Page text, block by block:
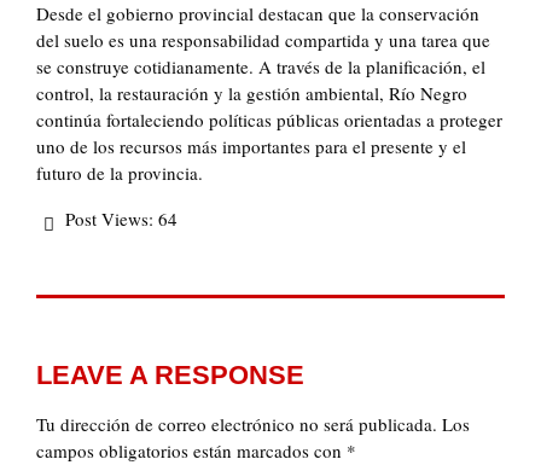
Desde el gobierno provincial destacan que la conservación
del suelo es una responsabilidad compartida y una tarea que
se construye cotidianamente. A través de la planificación, el
control, la restauración y la gestión ambiental, Río Negro
continúa fortaleciendo políticas públicas orientadas a proteger
uno de los recursos más importantes para el presente y el
futuro de la provincia.
Post Views: 64
LEAVE A RESPONSE
Tu dirección de correo electrónico no será publicada. Los
campos obligatorios están marcados con *